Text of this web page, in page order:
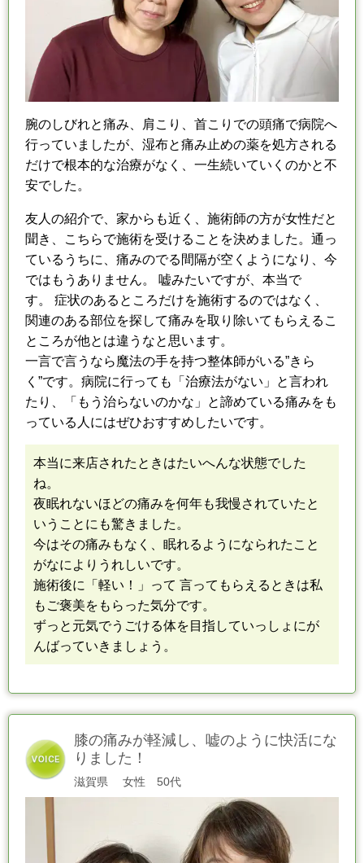
腕のしびれと痛み、肩こり、首こりでの頭痛で病院へ
行っていましたが、 湿布と痛み止めの薬を処方される
だけで根本的な治療がなく、 一生続いていくのかと不
安でした。
友人の紹介で、家からも近く、施術師の方が女性だと
聞き、
こちらで施術を受けることを決めました。 通っ
ているうちに、痛みのでる間隔が空くようになり、 今
ではもうありません。 嘘みたいですが、本当で
す。
症状のあるところだけを施術するのではなく、
関連のある部位を探して痛みを取り除いてもらえるこ
ところが他とは違うなと思います。
一言で言うなら魔法の手を持つ整体師がいる”きら
く”です。 病院に行っても「治療法がない」と言われ
たり、「もう治らないのかな」と諦めている痛みをも
っている人にはぜひおすすめしたいです。
本当に来店されたときはたいへんな状態でした
ね。
夜眠れないほどの痛みを何年も我慢されていたと
いうことにも驚きました。
今はその痛みもなく、眠れるようになられたこと
がなによりうれしいです。
施術後に「軽い！」って 言ってもらえるときは私
もご褒美をもらった気分です。
ずっと元気でうごける体を目指していっしょにが
んばっていきましょう。
膝の痛みが軽減し、嘘のように快活にな
りました！
滋賀県 女性 50代